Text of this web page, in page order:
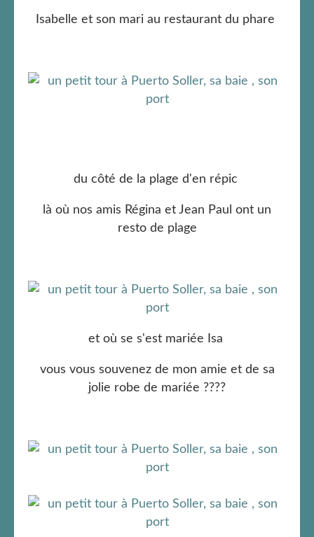
Isabelle et son mari au restaurant du phare
du côté de la plage d'en répic
là où nos amis Régina et Jean Paul ont un
resto de plage
et où se s'est mariée Isa
vous vous souvenez de mon amie et de sa
jolie robe de mariée ????